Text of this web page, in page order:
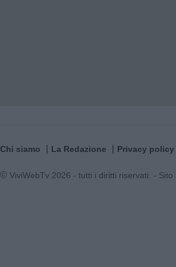
Chi siamo La Redazione Privacy policy
© ViviWebTv 2026 - tutti i diritti riservati. -